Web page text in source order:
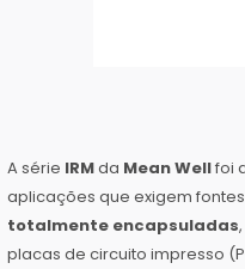
A série IRMda Mean Wellfoi
aplicações que exigem fontes
totalmente encapsuladas
placas de circuito impresso